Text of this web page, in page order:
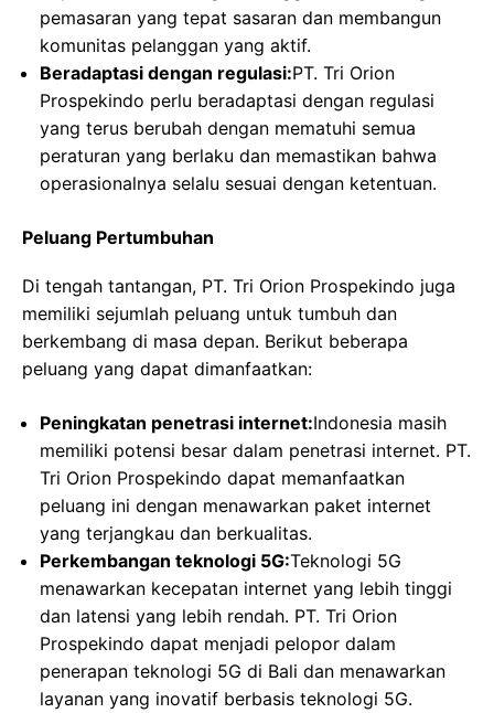
pemasaran yang tepat sasaran dan membangun
komunitas pelanggan yang aktif.
Beradaptasi dengan regulasi:PT. Tri Orion
Prospekindo perlu beradaptasi dengan regulasi
yang terus berubah dengan mematuhi semua
peraturan yang berlaku dan memastikan bahwa
operasionalnya selalu sesuai dengan ketentuan.
Peluang Pertumbuhan
Di tengah tantangan, PT. Tri Orion Prospekindo juga
memiliki sejumlah peluang untuk tumbuh dan
berkembang di masa depan. Berikut beberapa
peluang yang dapat dimanfaatkan:
Peningkatan penetrasi internet:Indonesia masih
memiliki potensi besar dalam penetrasi internet. PT.
Tri Orion Prospekindo dapat memanfaatkan
peluang ini dengan menawarkan paket internet
yang terjangkau dan berkualitas.
Perkembangan teknologi 5G:Teknologi 5G
menawarkan kecepatan internet yang lebih tinggi
dan latensi yang lebih rendah. PT. Tri Orion
Prospekindo dapat menjadi pelopor dalam
penerapan teknologi 5G di Bali dan menawarkan
layanan yang inovatif berbasis teknologi 5G.